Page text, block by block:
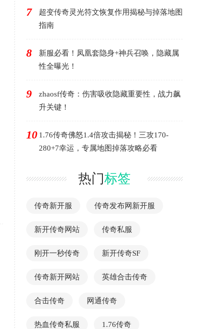
7
超变传奇灵光符文恢复作用揭秘与掉落地图
指南
8
新服必看！凤凰套隐身+神兵召唤，隐藏属
性全曝光！
9
zhaosf传奇：伤害吸收隐藏重要性，战力飙
升关键！
10 1.76传奇佛怒1.4倍攻击揭秘！三攻170-
280+7幸运，专属地图掉落攻略必看
热门标签
传奇新开服 传奇发布网新开服
新开传奇网站 传奇私服
刚开一秒传奇 新开传奇SF
传奇新开网站 英雄合击传奇
合击传奇 网通传奇
热血传奇私服 1.76传奇